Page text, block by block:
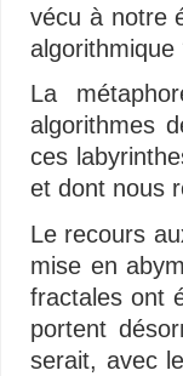
vécu à notre
algorithmique
La
algorithmes
ces
et dont nous
Le recours
mise en
fractales ont
portent
serait, avec